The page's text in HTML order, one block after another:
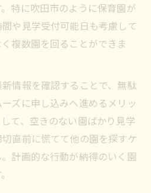
特に吹田市のように保育園が
や見学受付可能日も考慮して
複数園を回ることができま
情報を確認することで、無駄
ズに申し込みへ進めるメリッ
て、空きのない園ばかり見学
直前に慌てて他の園を探すケ
計画的な行動が納得のいく園